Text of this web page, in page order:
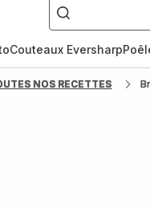
Cake
Factory,
Couteaux Eversharp
NOS RECETTES